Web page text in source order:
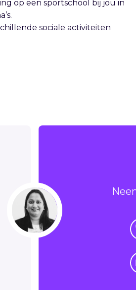
op een sportschool bij jou in
sociale activiteiten